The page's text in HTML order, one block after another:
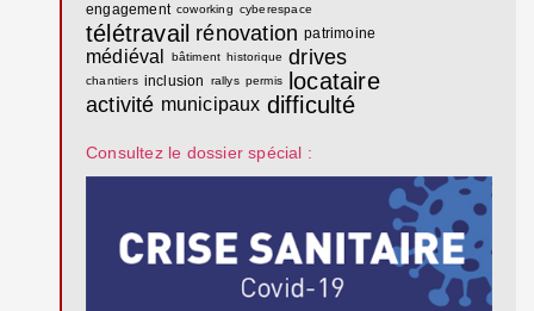
engagement coworking cyberespace
télétravail rénovation patrimoine
médiéval bâtiment historique drives
chantiers inclusion rallys permis locataire
activité municipaux difficulté
Consultez le dossier spécial :